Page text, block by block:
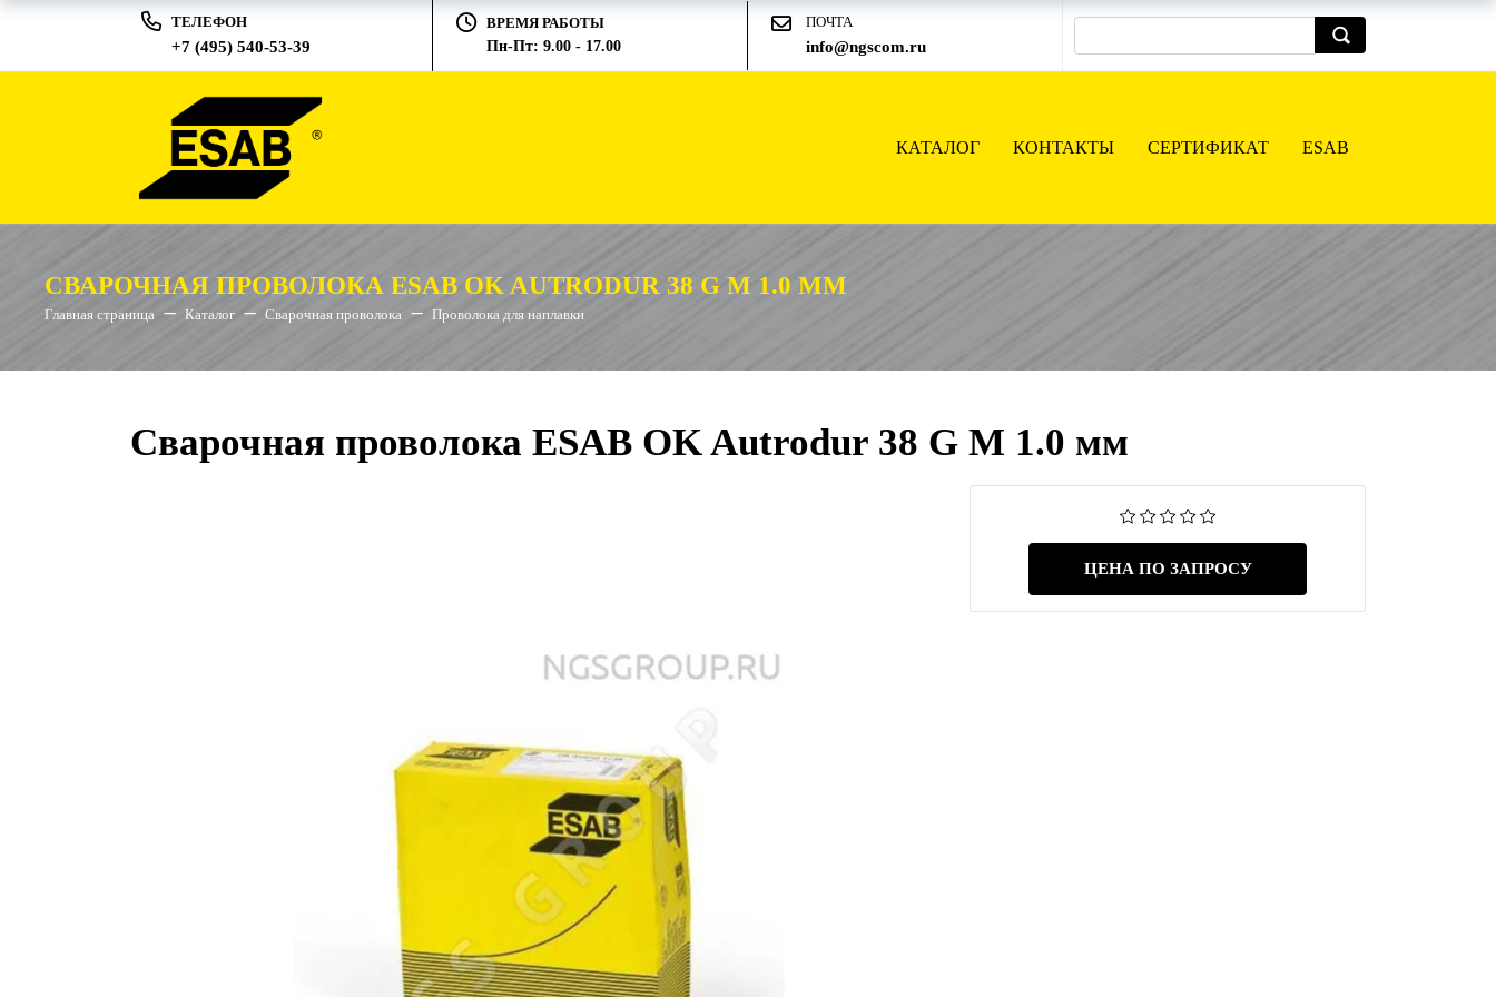
ТЕЛЕФОН
+7 (495) 540-53-39
ВРЕМЯ РАБОТЫ
Пн-Пт: 9.00 - 17.00
ПОЧТА
info@ngscom.ru
КАТАЛОГ КОНТАКТЫ СЕРТИФИКАТ ESAB
СВАРОЧНАЯ ПРОВОЛОКА ESAB OK AUTRODUR 38 G M 1.0 ММ
Главная страница Каталог Сварочная проволока Проволока для наплавки
Сварочная проволока ESAB OK Autrodur 38 G M 1.0 мм
ЦЕНА ПО ЗАПРОСУ